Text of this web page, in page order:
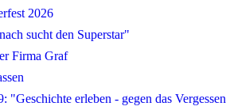
2026
sucht den Superstar"
Firma Graf
"Geschichte erleben - gegen das Vergessen